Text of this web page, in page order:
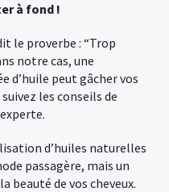
à fond !
le proverbe : “Trop
notre cas, une
d’huile peut gâcher vos
les conseils de
d’huiles naturelles
passagère, mais un
beauté de vos cheveux.